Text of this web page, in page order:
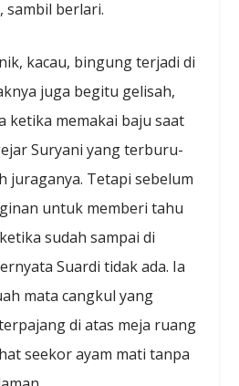
sambil berlari.
kacau, bingung terjadi di
juga begitu gelisah,
ketika memakai baju saat
Suryani yang terburu-
juraganya. Tetapi sebelum
untuk memberi tahu
sudah sampai di
Suardi tidak ada. Ia
mata cangkul yang
di atas meja ruang
seekor ayam mati tanpa